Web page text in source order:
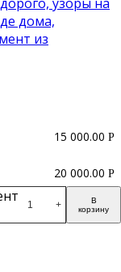
+
В
корзину
15 000.00 Р
20 000.00 Р